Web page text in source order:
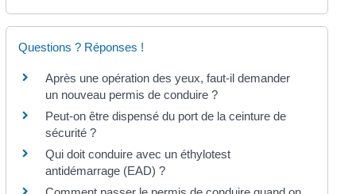
Questions ? Réponses !
Après une opération des yeux, faut-il demander
un nouveau permis de conduire ?
Peut-on être dispensé du port de la ceinture de
sécurité ?
Qui doit conduire avec un éthylotest
antidémarrage (EAD) ?